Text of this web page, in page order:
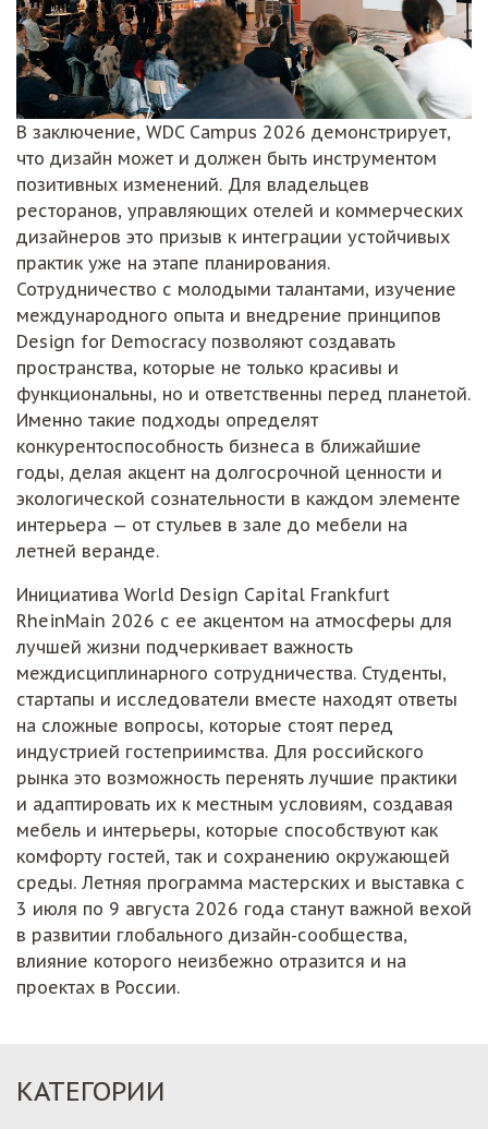
В заключение, WDC Campus 2026 демонстрирует,
что дизайн может и должен быть инструментом
позитивных изменений. Для владельцев
ресторанов, управляющих отелей и коммерческих
дизайнеров это призыв к интеграции устойчивых
практик уже на этапе планирования.
Сотрудничество с молодыми талантами, изучение
международного опыта и внедрение принципов
Design for Democracy позволяют создавать
пространства, которые не только красивы и
функциональны, но и ответственны перед планетой.
Именно такие подходы определят
конкурентоспособность бизнеса в ближайшие
годы, делая акцент на долгосрочной ценности и
экологической сознательности в каждом элементе
интерьера — от стульев в зале до мебели на
летней веранде.
Инициатива World Design Capital Frankfurt
RheinMain 2026 с ее акцентом на атмосферы для
лучшей жизни подчеркивает важность
междисциплинарного сотрудничества. Студенты,
стартапы и исследователи вместе находят ответы
на сложные вопросы, которые стоят перед
индустрией гостеприимства. Для российского
рынка это возможность перенять лучшие практики
и адаптировать их к местным условиям, создавая
мебель и интерьеры, которые способствуют как
комфорту гостей, так и сохранению окружающей
среды. Летняя программа мастерских и выставка с
3 июля по 9 августа 2026 года станут важной вехой
в развитии глобального дизайн-сообщества,
влияние которого неизбежно отразится и на
проектах в России.
КАТЕГОРИИ